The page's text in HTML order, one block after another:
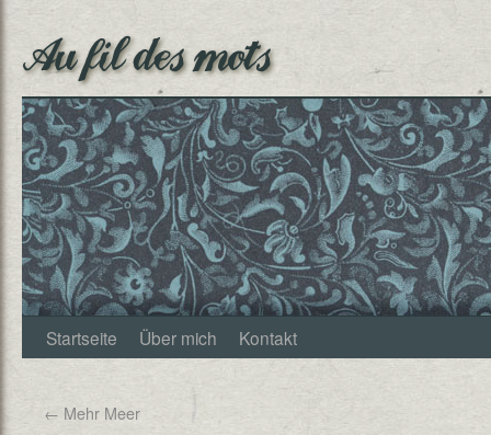
Au fil des mots
Startseite Über mich Kontakt
← Mehr Meer